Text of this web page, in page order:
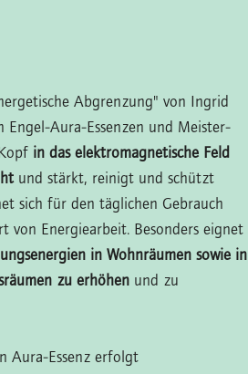
Abgrenzung" von Ingrid
Aura-Essenzen und Meister-
in das elektromagnetische Feld
und stärkt, reinigt und schützt
sich für den täglichen Gebrauch
von Energiearbeit. Besonders eignet
in Wohnräumen sowie in
zu erhöhen und zu
Aura-Essenz erfolgt